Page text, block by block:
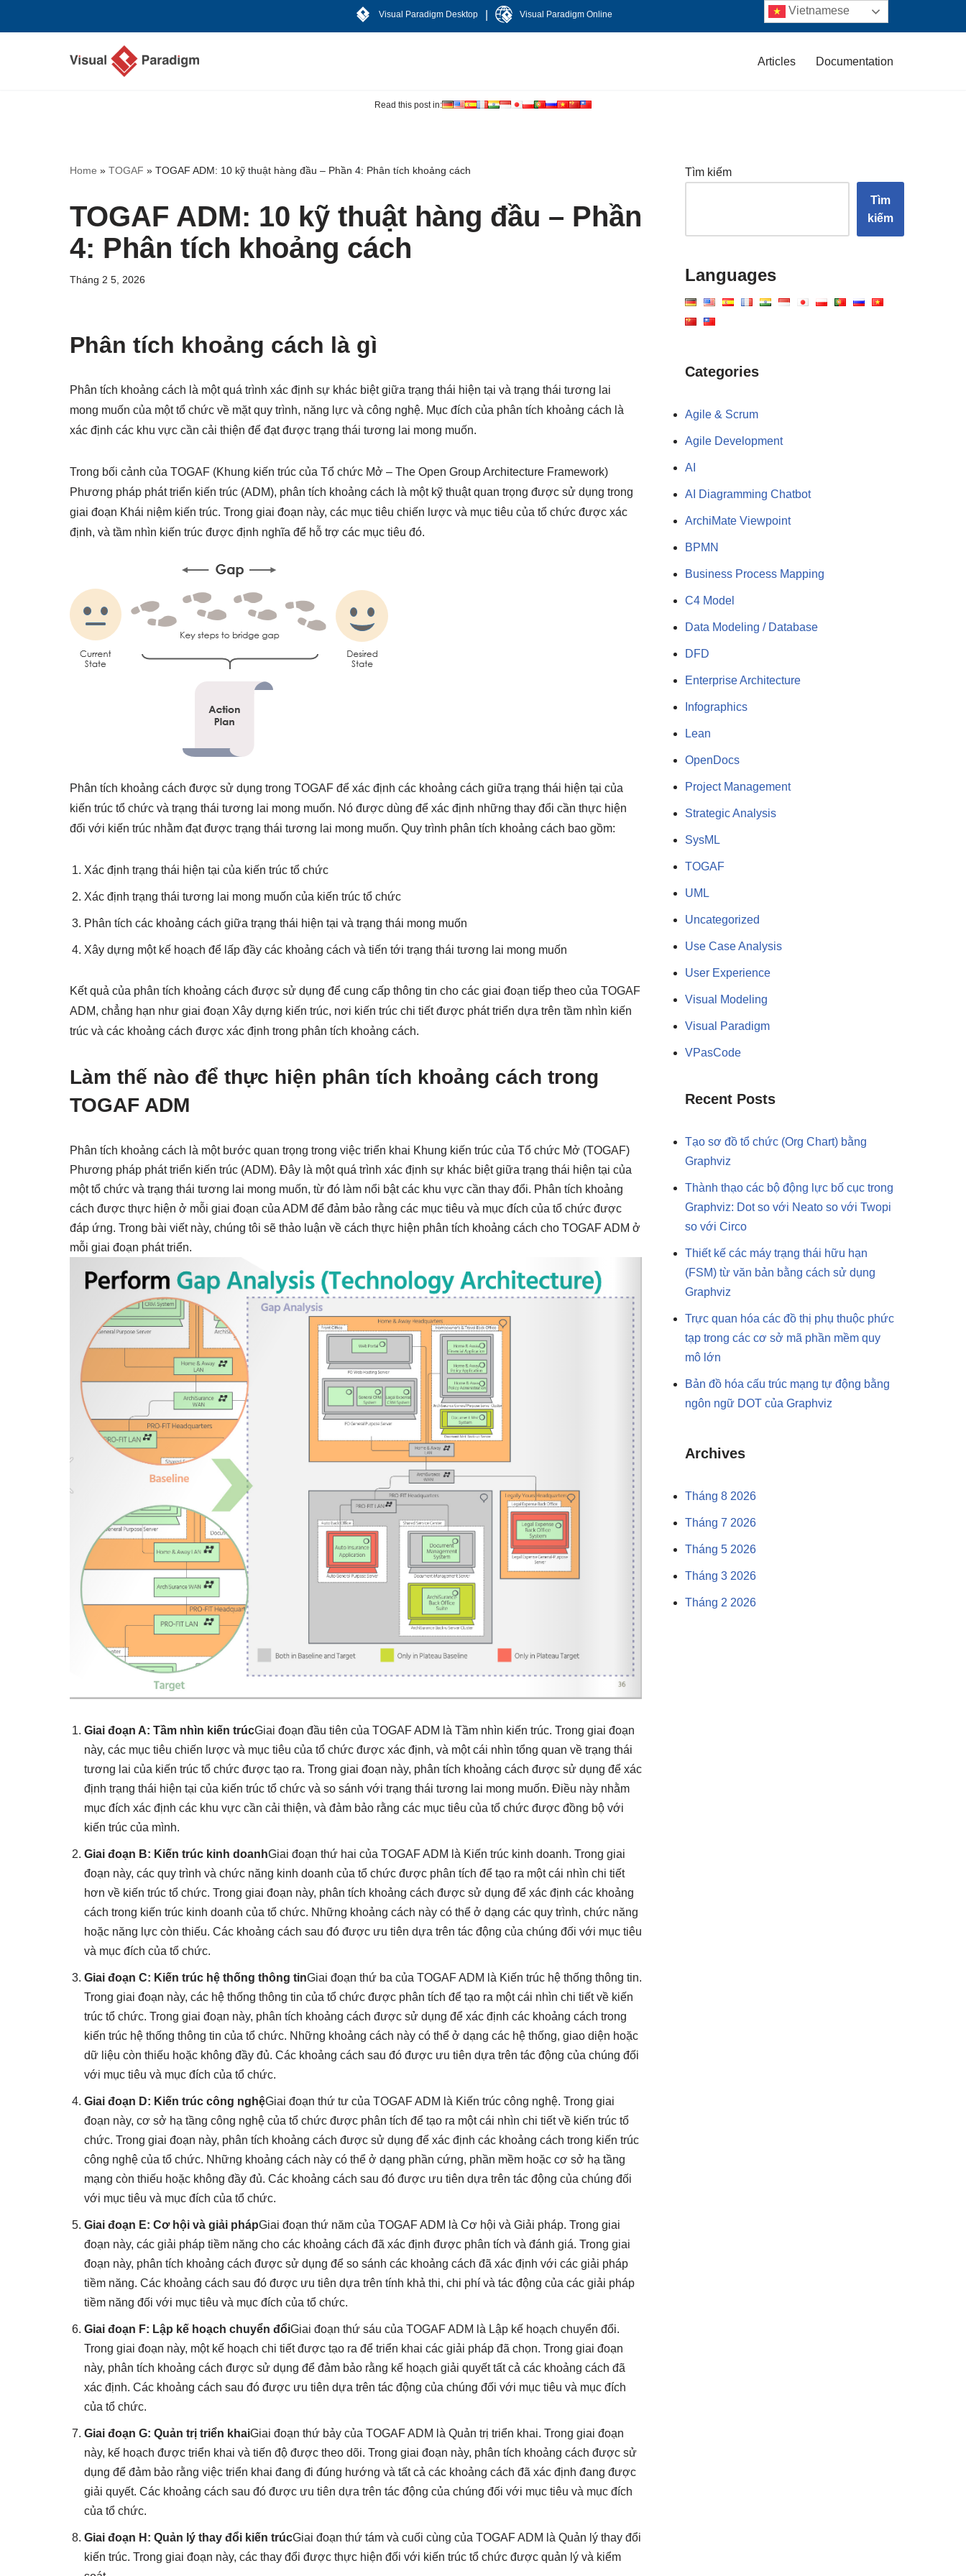
Visual Paradigm Desktop Visual Paradigm Online
Articles Documentation
Read this post in:
Home » TOGAF » TOGAF ADM: 10 kỹ thuật hàng đầu – Phần 4: Phân tích khoảng cách
TOGAF ADM: 10 kỹ thuật hàng đầu – Phần
4: Phân tích khoảng cách
Tháng 2 5, 2026
Phân tích khoảng cách là gì
Phân tích khoảng cách là một quá trình xác định sự khác biệt giữa trạng thái hiện tại và trạng thái tương lai
mong muốn của một tổ chức về mặt quy trình, năng lực và công nghệ. Mục đích của phân tích khoảng cách là
xác định các khu vực cần cải thiện để đạt được trạng thái tương lai mong muốn.
Trong bối cảnh của TOGAF (Khung kiến trúc của Tổ chức Mở – The Open Group Architecture Framework)
Phương pháp phát triển kiến trúc (ADM), phân tích khoảng cách là một kỹ thuật quan trọng được sử dụng trong
giai đoạn Khái niệm kiến trúc. Trong giai đoạn này, các mục tiêu chiến lược và mục tiêu của tổ chức được xác
định, và tầm nhìn kiến trúc được định nghĩa để hỗ trợ các mục tiêu đó.
Phân tích khoảng cách được sử dụng trong TOGAF để xác định các khoảng cách giữa trạng thái hiện tại của
kiến trúc tổ chức và trạng thái tương lai mong muốn. Nó được dùng để xác định những thay đổi cần thực hiện
đối với kiến trúc nhằm đạt được trạng thái tương lai mong muốn. Quy trình phân tích khoảng cách bao gồm:
Xác định trạng thái hiện tại của kiến trúc tổ chức
Xác định trạng thái tương lai mong muốn của kiến trúc tổ chức
Phân tích các khoảng cách giữa trạng thái hiện tại và trạng thái mong muốn
Xây dựng một kế hoạch để lấp đầy các khoảng cách và tiến tới trạng thái tương lai mong muốn
Kết quả của phân tích khoảng cách được sử dụng để cung cấp thông tin cho các giai đoạn tiếp theo của TOGAF
ADM, chẳng hạn như giai đoạn Xây dựng kiến trúc, nơi kiến trúc chi tiết được phát triển dựa trên tầm nhìn kiến
trúc và các khoảng cách được xác định trong phân tích khoảng cách.
Làm thế nào để thực hiện phân tích khoảng cách trong
TOGAF ADM
Phân tích khoảng cách là một bước quan trọng trong việc triển khai Khung kiến trúc của Tổ chức Mở (TOGAF)
Phương pháp phát triển kiến trúc (ADM). Đây là một quá trình xác định sự khác biệt giữa trạng thái hiện tại của
một tổ chức và trạng thái tương lai mong muốn, từ đó làm nổi bật các khu vực cần thay đổi. Phân tích khoảng
cách được thực hiện ở mỗi giai đoạn của ADM để đảm bảo rằng các mục tiêu và mục đích của tổ chức được
đáp ứng. Trong bài viết này, chúng tôi sẽ thảo luận về cách thực hiện phân tích khoảng cách cho TOGAF ADM ở
mỗi giai đoạn phát triển.
Giai đoạn A: Tầm nhìn kiến trúcGiai đoạn đầu tiên của TOGAF ADM là Tầm nhìn kiến trúc. Trong giai đoạn
này, các mục tiêu chiến lược và mục tiêu của tổ chức được xác định, và một cái nhìn tổng quan về trạng thái
tương lai của kiến trúc tổ chức được tạo ra. Trong giai đoạn này, phân tích khoảng cách được sử dụng để xác
định trạng thái hiện tại của kiến trúc tổ chức và so sánh với trạng thái tương lai mong muốn. Điều này nhằm
mục đích xác định các khu vực cần cải thiện, và đảm bảo rằng các mục tiêu của tổ chức được đồng bộ với
kiến trúc của mình.
Giai đoạn B: Kiến trúc kinh doanhGiai đoạn thứ hai của TOGAF ADM là Kiến trúc kinh doanh. Trong giai
đoạn này, các quy trình và chức năng kinh doanh của tổ chức được phân tích để tạo ra một cái nhìn chi tiết
hơn về kiến trúc tổ chức. Trong giai đoạn này, phân tích khoảng cách được sử dụng để xác định các khoảng
cách trong kiến trúc kinh doanh của tổ chức. Những khoảng cách này có thể ở dạng các quy trình, chức năng
hoặc năng lực còn thiếu. Các khoảng cách sau đó được ưu tiên dựa trên tác động của chúng đối với mục tiêu
và mục đích của tổ chức.
Giai đoạn C: Kiến trúc hệ thống thông tinGiai đoạn thứ ba của TOGAF ADM là Kiến trúc hệ thống thông tin.
Trong giai đoạn này, các hệ thống thông tin của tổ chức được phân tích để tạo ra một cái nhìn chi tiết về kiến
trúc tổ chức. Trong giai đoạn này, phân tích khoảng cách được sử dụng để xác định các khoảng cách trong
kiến trúc hệ thống thông tin của tổ chức. Những khoảng cách này có thể ở dạng các hệ thống, giao diện hoặc
dữ liệu còn thiếu hoặc không đầy đủ. Các khoảng cách sau đó được ưu tiên dựa trên tác động của chúng đối
với mục tiêu và mục đích của tổ chức.
Giai đoạn D: Kiến trúc công nghệGiai đoạn thứ tư của TOGAF ADM là Kiến trúc công nghệ. Trong giai
đoạn này, cơ sở hạ tầng công nghệ của tổ chức được phân tích để tạo ra một cái nhìn chi tiết về kiến trúc tổ
chức. Trong giai đoạn này, phân tích khoảng cách được sử dụng để xác định các khoảng cách trong kiến trúc
công nghệ của tổ chức. Những khoảng cách này có thể ở dạng phần cứng, phần mềm hoặc cơ sở hạ tầng
mạng còn thiếu hoặc không đầy đủ. Các khoảng cách sau đó được ưu tiên dựa trên tác động của chúng đối
với mục tiêu và mục đích của tổ chức.
Giai đoạn E: Cơ hội và giải phápGiai đoạn thứ năm của TOGAF ADM là Cơ hội và Giải pháp. Trong giai
đoạn này, các giải pháp tiềm năng cho các khoảng cách đã xác định được phân tích và đánh giá. Trong giai
đoạn này, phân tích khoảng cách được sử dụng để so sánh các khoảng cách đã xác định với các giải pháp
tiềm năng. Các khoảng cách sau đó được ưu tiên dựa trên tính khả thi, chi phí và tác động của các giải pháp
tiềm năng đối với mục tiêu và mục đích của tổ chức.
Giai đoạn F: Lập kế hoạch chuyển đổiGiai đoạn thứ sáu của TOGAF ADM là Lập kế hoạch chuyển đổi.
Trong giai đoạn này, một kế hoạch chi tiết được tạo ra để triển khai các giải pháp đã chọn. Trong giai đoạn
này, phân tích khoảng cách được sử dụng để đảm bảo rằng kế hoạch giải quyết tất cả các khoảng cách đã
xác định. Các khoảng cách sau đó được ưu tiên dựa trên tác động của chúng đối với mục tiêu và mục đích
của tổ chức.
Giai đoạn G: Quản trị triển khaiGiai đoạn thứ bảy của TOGAF ADM là Quản trị triển khai. Trong giai đoạn
này, kế hoạch được triển khai và tiến độ được theo dõi. Trong giai đoạn này, phân tích khoảng cách được sử
dụng để đảm bảo rằng việc triển khai đang đi đúng hướng và tất cả các khoảng cách đã xác định đang được
giải quyết. Các khoảng cách sau đó được ưu tiên dựa trên tác động của chúng đối với mục tiêu và mục đích
của tổ chức.
Giai đoạn H: Quản lý thay đổi kiến trúcGiai đoạn thứ tám và cuối cùng của TOGAF ADM là Quản lý thay đổi
kiến trúc. Trong giai đoạn này, các thay đổi được thực hiện đối với kiến trúc tổ chức được quản lý và kiểm
Tìm kiếm
Tìm
kiếm
Languages
Categories
Agile & Scrum
Agile Development
AI
AI Diagramming Chatbot
ArchiMate Viewpoint
BPMN
Business Process Mapping
C4 Model
Data Modeling / Database
DFD
Enterprise Architecture
Infographics
Lean
OpenDocs
Project Management
Strategic Analysis
SysML
TOGAF
UML
Uncategorized
Use Case Analysis
User Experience
Visual Modeling
Visual Paradigm
VPasCode
Recent Posts
Tạo sơ đồ tổ chức (Org Chart) bằng
Graphviz
Thành thạo các bộ động lực bố cục trong
Graphviz: Dot so với Neato so với Twopi
so với Circo
Thiết kế các máy trạng thái hữu hạn
(FSM) từ văn bản bằng cách sử dụng
Graphviz
Trực quan hóa các đồ thị phụ thuộc phức
tạp trong các cơ sở mã phần mềm quy
mô lớn
Bản đồ hóa cấu trúc mạng tự động bằng
ngôn ngữ DOT của Graphviz
Archives
Tháng 8 2026
Tháng 7 2026
Tháng 5 2026
Tháng 3 2026
Tháng 2 2026
Vietnamese